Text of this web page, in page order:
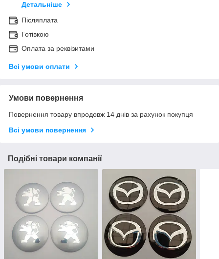
Детальніше
Післяплата
Готівкою
Оплата за реквізитами
Всі умови оплати
Умови повернення
Повернення товару впродовж 14 днів за рахунок покупця
Всі умови повернення
Подібні товари компанії